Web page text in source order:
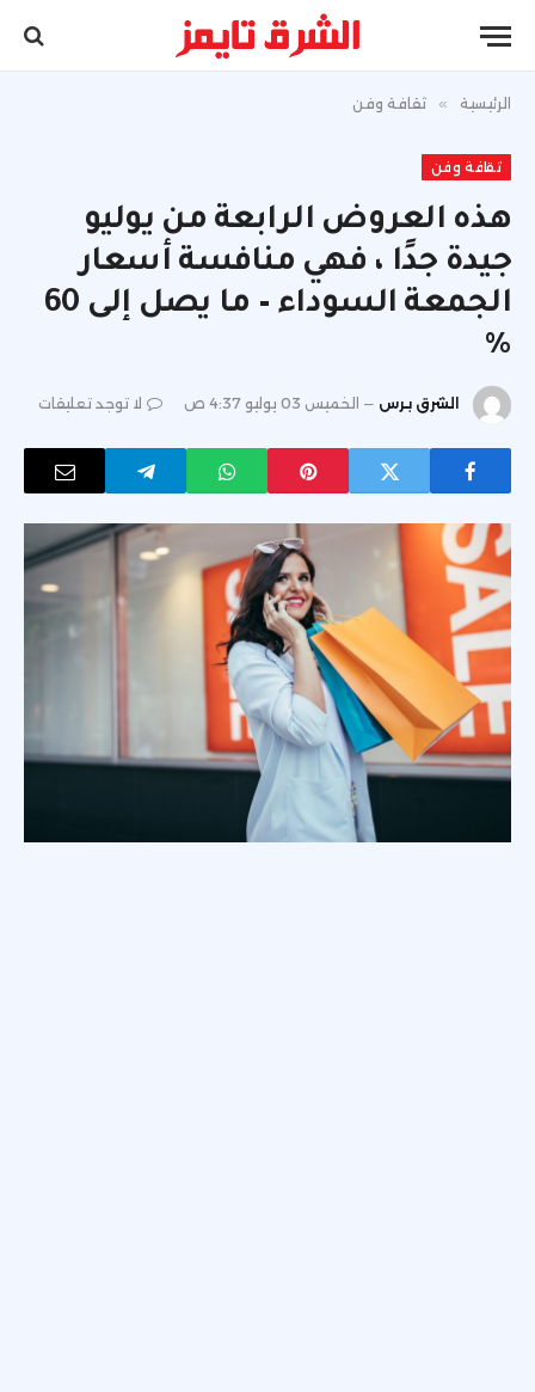
الرئيسية » ثقافة وفن
ثقافة وفن
هذه العروض الرابعة من يوليو
جيدة جدًا ، فهي منافسة أسعار
الجمعة السوداء – ما يصل إلى 60
٪
الشرق برس الخميس 03 يوليو 4:37 ص لا توجد تعليقات